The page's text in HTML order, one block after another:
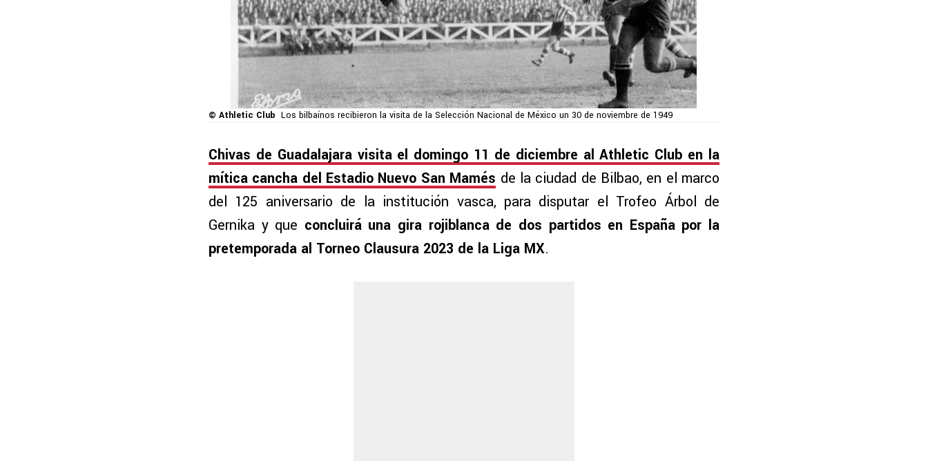
© Athletic Club Los bilbaínos recibieron la visita de la Selección Nacional de México un 30 de noviembre de 1949
Chivas de Guadalajara visita el domingo 11 de diciembre al Athletic Club en la
mítica cancha del Estadio Nuevo San Mamés de la ciudad de Bilbao, en el marco
del 125 aniversario de la institución vasca, para disputar el Trofeo Árbol de
Gernika y que concluirá una gira rojiblanca de dos partidos en España por la
pretemporada al Torneo Clausura 2023 de la Liga MX.